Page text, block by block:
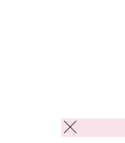
Fund the Arts in Beirut